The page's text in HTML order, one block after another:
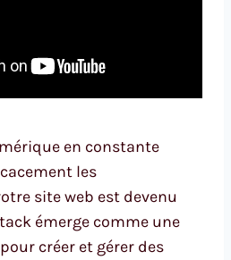
en constante
les
site web est devenu
émerge comme une
créer et gérer des